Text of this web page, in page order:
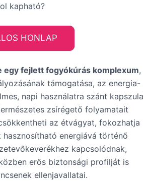
kapható?
HONLAP
egy fejlett fogyókúrás komplexum,
támogatása, az energia-
napi használatra szánt kapszula
zsírégető folyamatait
az étvágyat, fokozhatja
energiává történő
kapcsolódnak,
erős biztonsági profilját is
ellenjavallatai.